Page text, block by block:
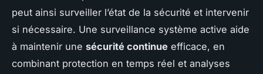
peut ainsi surveiller l’état de la sécurité et intervenir
si nécessaire. Une surveillance système active aide
à maintenir une sécurité continue efficace, en
combinant protection en temps réel et analyses